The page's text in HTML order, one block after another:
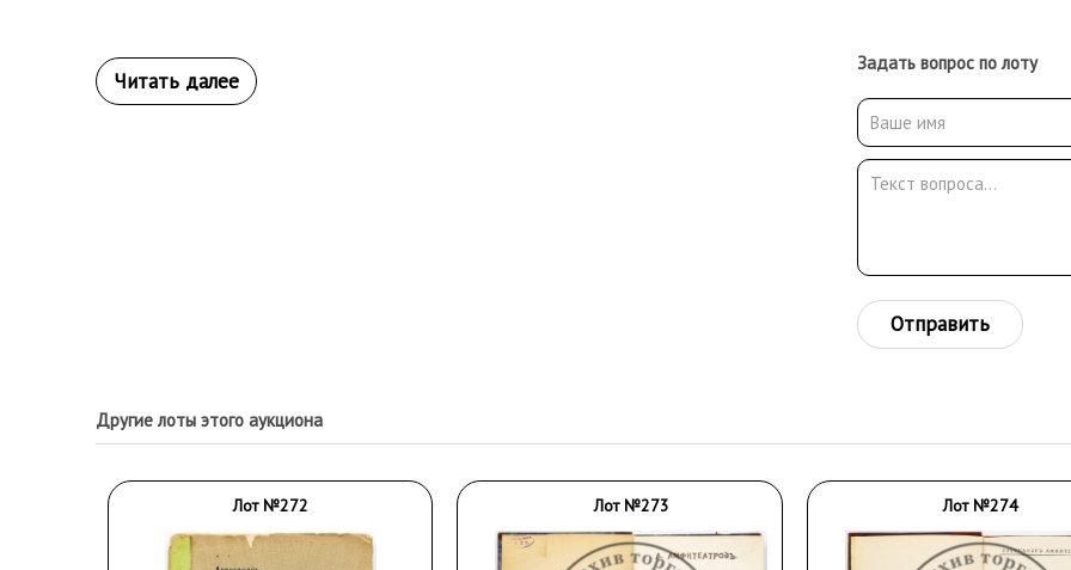
Задать вопрос по лоту
Отправить
Другие лоты этого аукциона
Лот №272 Лот №273 Лот №274